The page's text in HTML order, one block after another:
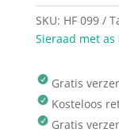
SKU: HF 099
Sieraad met
Gratis
Kosteloos
Gratis